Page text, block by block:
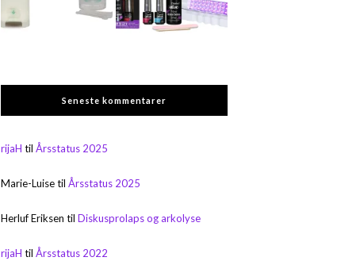
Seneste kommentarer
rijaH tilÅrsstatus 2025
Marie-LuisetilÅrsstatus 2025
Herluf Eriksen tilDiskusprolaps og arkolyse
rijaH tilÅrsstatus 2022